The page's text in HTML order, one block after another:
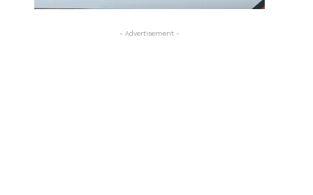
- Advertisement -